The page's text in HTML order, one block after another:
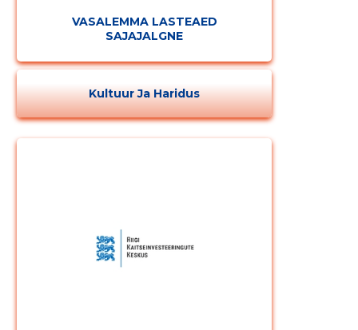
VASALEMMA LASTEAED
SAJAJALGNE
Kultuur Ja Haridus
Muuda pildi